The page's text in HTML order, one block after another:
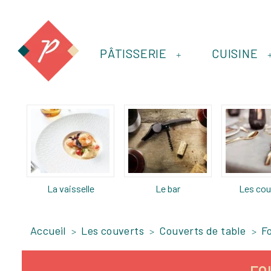
+
PÂTISSERIE CUISINE
La vaisselle Le bar Les
Accueil Les couverts Couverts de table